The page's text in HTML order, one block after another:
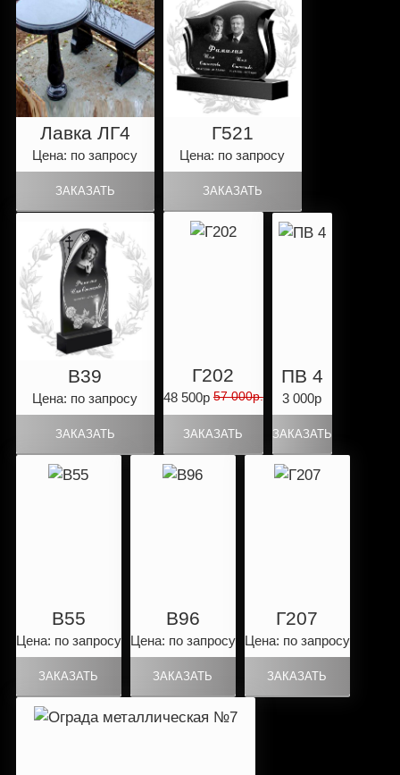
Лавка ЛГ4
Цена: по запросу
Г521
Цена: по запросу
B39
Цена: по запросу
Г202
48 500р 57 000р.
ПВ 4
3 000р
B55
Цена: по запросу
B96
Цена: по запросу
Г207
Цена: по запросу